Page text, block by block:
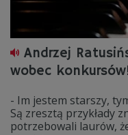
Andrzej
wobec
- Im jestem starszy,
Są zresztą przykłady
potrzebowali laurów,